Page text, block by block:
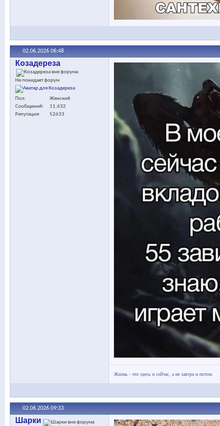
02.06.2026 06:48
Козадереза
Не покидает форум
Пол
Женский
Сообщений
11,632
Репутация
52633
Жизнь - это здесь и сейчас, а не завтра и потом.
02.06.2026 09:33
Шарки